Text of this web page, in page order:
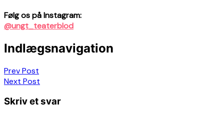
Følg os på Instagram:
@ungt_teaterblod
Indlægsnavigation
Prev Post
Next Post
Skriv et svar